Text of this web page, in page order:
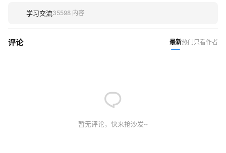
学习交流35598 内容
评论 最新热门 只看作者
暂无评论，快来抢沙发~